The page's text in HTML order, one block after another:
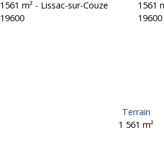
Terrain
1 561 m²